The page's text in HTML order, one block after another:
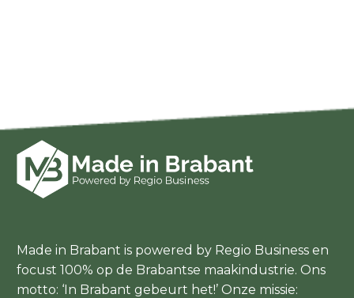
Made in Brabant is powered by Regio Business en
focust 100% op de Brabantse maakindustrie. Ons
motto: ‘In Brabant gebeurt het!’ Onze missie: